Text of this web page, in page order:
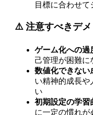
目標に合わせ
⚠️ 注意すべきデメ
ゲーム化への過
己管理が困難に
数値化できない
い精神的成長や
い
初期設定の学習
に一定の慣れが